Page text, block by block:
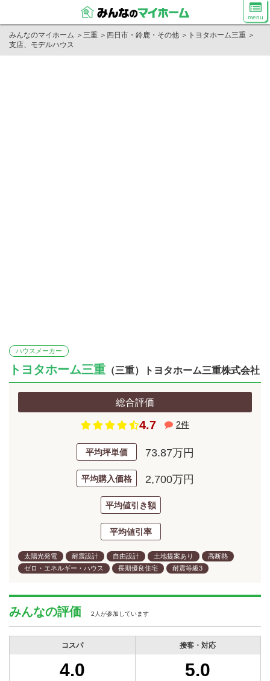
menu
みんなのマイホーム ＞ 三重 ＞ 四日市・鈴鹿・その他 ＞ トヨタホーム三重 ＞
支店、モデルハウス
ハウスメーカー
トヨタホーム三重 （三重）トヨタホーム三重株式会社
総合評価
4.7 2件
平均坪単価 73.87万円
平均購入価格 2,700万円
平均値引き額
平均値引率
太陽光発電 耐震設計 自由設計 土地提案あり
高断熱
ゼロ・エネルギー・ハウス
長期優良住宅 耐震等級3
みんなの評価 2人が参加しています
コスパ
4.0
接客・対応
5.0